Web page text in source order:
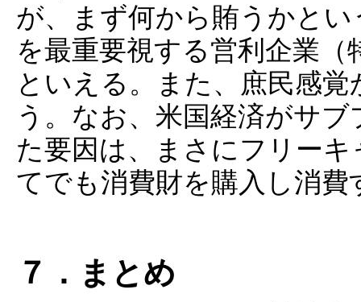
が、まず何から賄うかと
を最重要視する営利企業
といえる。また、庶民感
う。なお、米国経済がサ
た要因は、まさにフリー
てでも消費財を購入し消
７．まとめ